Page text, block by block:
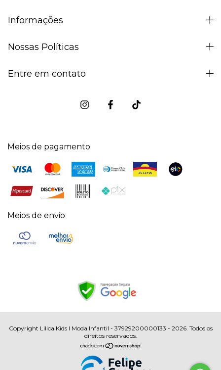
Informações
Nossas Políticas
Entre em contato
Meios de pagamento
Meios de envio
Copyright Lilica Kids I Moda Infantil - 37929200000133 - 2026. Todos os
direitos reservados.